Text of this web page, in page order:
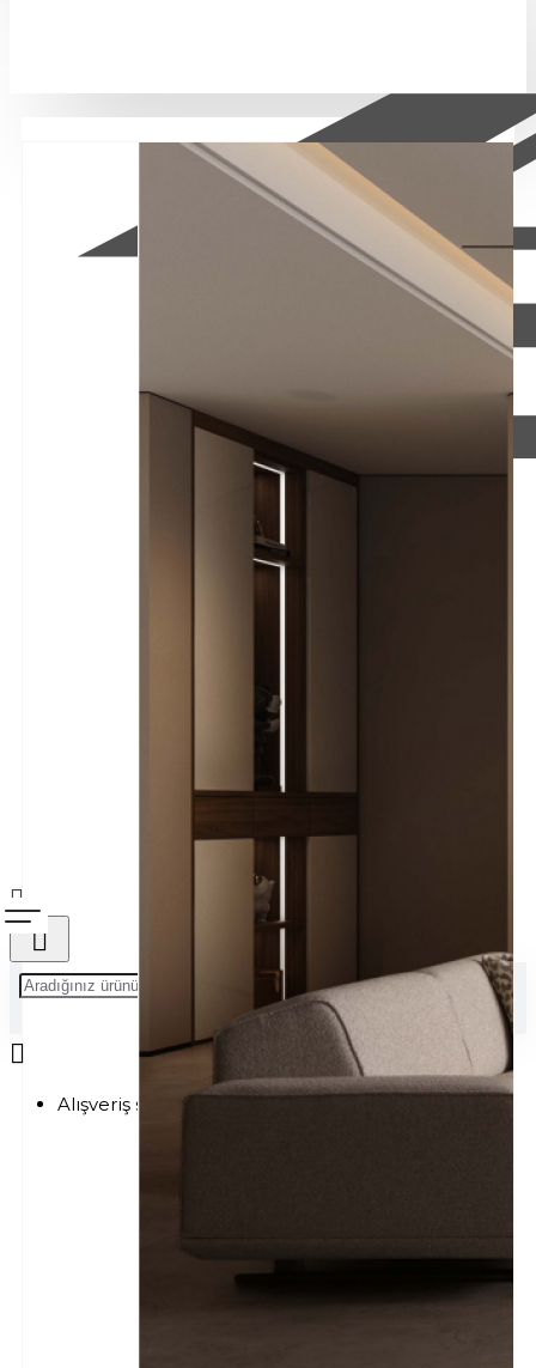
Alışveriş sepetiniz boş!